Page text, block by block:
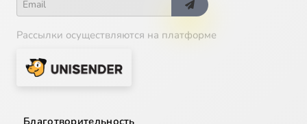
Рассылки осуществляются на платформе
Благотворительность